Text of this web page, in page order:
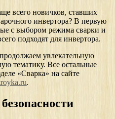
всего новичков, ставших
инвертора? В первую
с выбором режима сварки и
подходят для инвертора.
увлекательную
тематику. Все остальные
«Сварка» на сайте
.